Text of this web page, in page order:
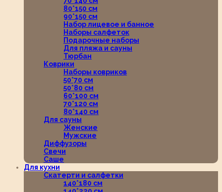
80*150 см
90*150 см
Набор лицевое и банное
Наборы салфеток
Подарочные наборы
Для пляжа и сауны
Тюрбан
Коврики
Наборы ковриков
50*70 см
50*80 см
60*100 см
70*120 см
80*140 см
Для сауны
Женские
Мужские
Диффузоры
Свечи
Саше
Для кухни
Скатерти и салфетки
140*180 см